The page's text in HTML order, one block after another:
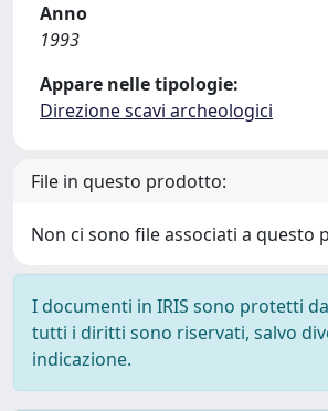
Anno
1993
Appare nelle tipologie:
Direzione scavi archeologici
File in questo prodotto:
Non ci sono file associati a questo
I documenti in IRIS sono protetti
tutti i diritti sono riservati, salvo
indicazione.